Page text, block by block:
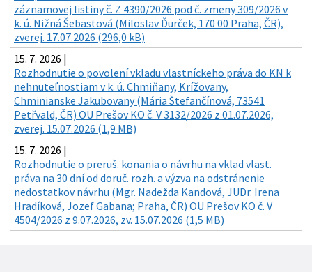
záznamovej listiny č. Z 4390/2026 pod č. zmeny 309/2026 v
k. ú. Nižná Šebastová (Miloslav Ďurček, 170 00 Praha, ČR),
zverej. 17.07.2026 (296,0 kB)
15. 7. 2026 |
Rozhodnutie o povolení vkladu vlastníckeho práva do KN k
nehnuteľnostiam v k. ú. Chmiňany, Krížovany,
Chminianske Jakubovany (Mária Štefančínová, 73541
Petřvald, ČR) OU Prešov KO č. V 3132/2026 z 01.07.2026,
zverej. 15.07.2026 (1,9 MB)
15. 7. 2026 |
Rozhodnutie o preruš. konania o návrhu na vklad vlast.
práva na 30 dní od doruč. rozh. a výzva na odstránenie
nedostatkov návrhu (Mgr. Nadežda Kandová, JUDr. Irena
Hradíková, Jozef Gabana; Praha, ČR) OU Prešov KO č. V
4504/2026 z 9.07.2026, zv. 15.07.2026 (1,5 MB)